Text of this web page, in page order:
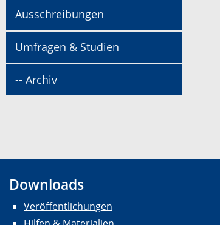
Ausschreibungen
Umfragen & Studien
-- Archiv
Downloads
Veröffentlichungen